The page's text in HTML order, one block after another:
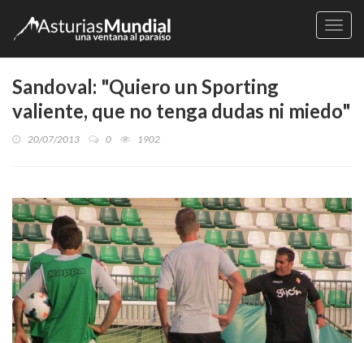
Sandoval: "Quiero un Sporting
valiente, que no tenga dudas ni miedo"
20/07/2013 0 1902